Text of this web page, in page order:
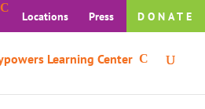
Locations Press DONATE
Learning Center